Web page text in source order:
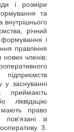
і розміри
та
внутрішнього
річний
формування і
правління
нових членів;
у заснуванні
приймають
ліквідацію
право
пов'язані зі
3.